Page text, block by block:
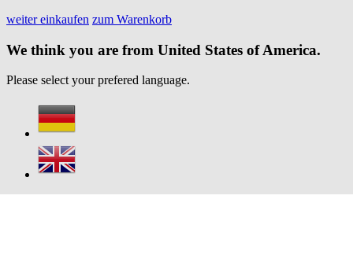
weiter einkaufen zum Warenkorb
We think you are from United States of America.
Please select your prefered language.